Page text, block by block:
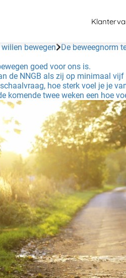
bewegen
De beweegnorm
goed voor ons is.
de NNGB als zij op minimaal
hoe sterk voel je je
komende twee weken een hoe